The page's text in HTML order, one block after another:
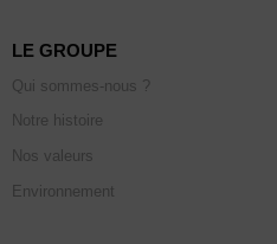
LE GROUPE
Qui sommes-nous ?
Notre histoire
Nos valeurs
Environnement